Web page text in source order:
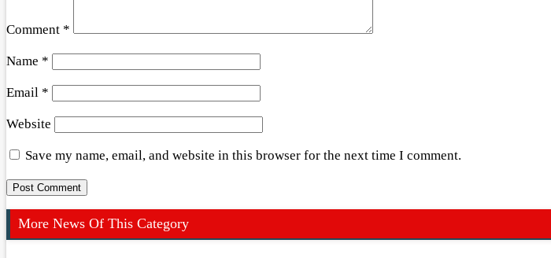
Comment *
Name *
Email *
Website
Save my name, email, and website in this browser for the next time I comment.
More News Of This Category